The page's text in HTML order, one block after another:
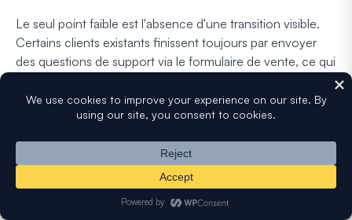
Le seul point faible est l'absence d'une transition visible.
Certains clients existants finissent toujours par envoyer
des questions de support via le formulaire de vente, ce qui
petite étiquette au-dessus du formulaire indiquant "Pour
les nouvelles demandes uniquement" clarifierait cela.
Comment créer une page de contact comme
Optimisez votre image d'en-tête pour des